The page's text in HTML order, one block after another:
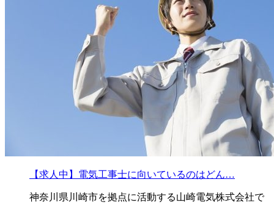
【求人中】電気工事士に向いているのはどん…
神奈川県川崎市を拠点に活動する山崎電気株式会社で